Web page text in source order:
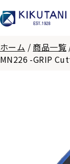
ホーム / 商品一覧
MN226 -GRIP